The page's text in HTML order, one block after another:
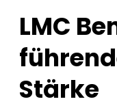
LMC
Stärke